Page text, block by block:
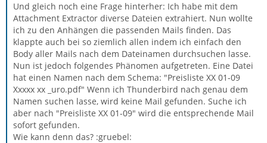
Und gleich noch eine Frage hinterher: Ich habe mit dem
Attachment Extractor diverse Dateien extrahiert. Nun wollte
ich zu den Anhängen die passenden Mails finden. Das
klappte auch bei so ziemlich allen indem ich einfach den
Body aller Mails nach dem Dateinamen durchsuchen lasse.
Nun ist jedoch folgendes Phänomen aufgetreten. Eine Datei
hat einen Namen nach dem Schema: "Preisliste XX 01-09
Xxxxx xx _uro.pdf" Wenn ich Thunderbird nach genau dem
Namen suchen lasse, wird keine Mail gefunden. Suche ich
aber nach "Preisliste XX 01-09" wird die entsprechende Mail
sofort gefunden.
Wie kann denn das? :gruebel: